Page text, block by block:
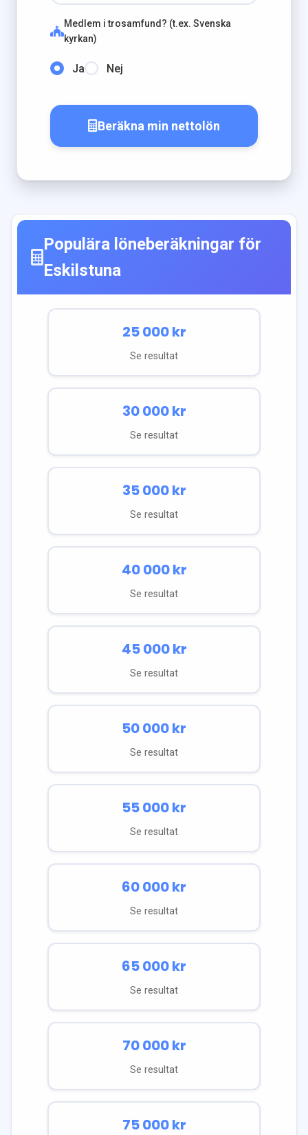
Medlem i trosamfund? (t.ex. Svenska
kyrkan)
Ja Nej
Beräkna min nettolön
Populära löneberäkningar för
Eskilstuna
25 000kr
Se resultat
30 000kr
Se resultat
35 000kr
Se resultat
40 000kr
Se resultat
45 000kr
Se resultat
50 000kr
Se resultat
55 000kr
Se resultat
60 000kr
Se resultat
65 000kr
Se resultat
70 000kr
Se resultat
75 000kr